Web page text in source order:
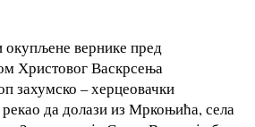
вернике пред
Христовог Васкрсења
захумско – херцеовачки
рекао да долази из Мркоњића, села